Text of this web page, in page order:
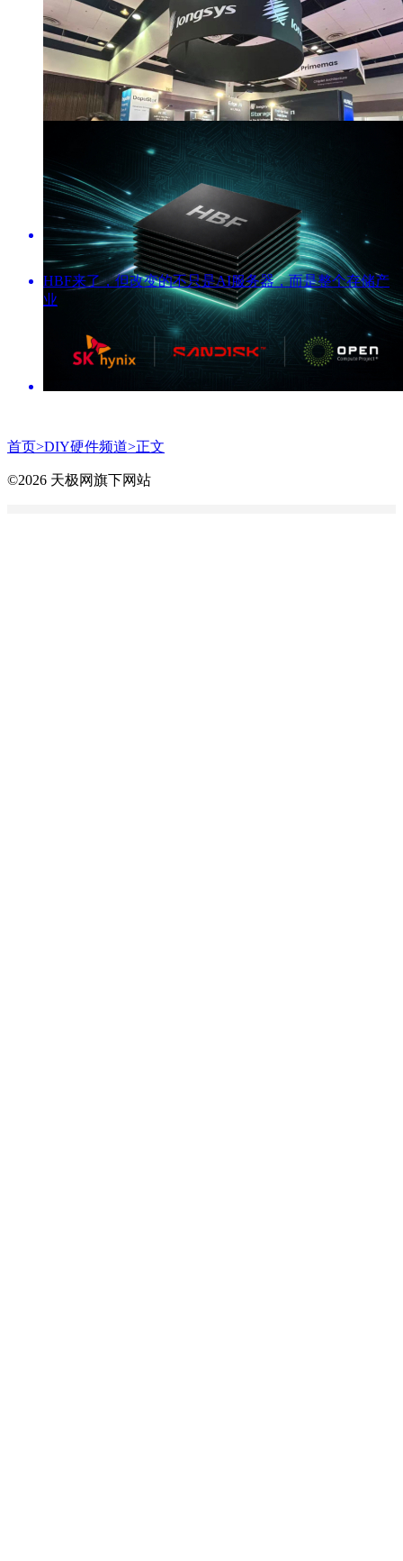
HBF来了，但改变的不只是AI服务器，而是整个存储产
业
首页>DIY硬件频道>正文
©2026 天极网旗下网站